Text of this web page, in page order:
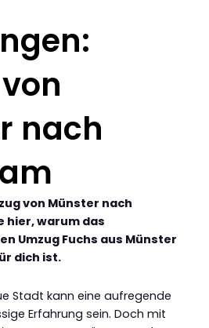
nach
von Münster nach
hier, warum das
Umzug Fuchs aus Münster
dich ist.
Stadt kann eine aufregende
Erfahrung sein. Doch mit